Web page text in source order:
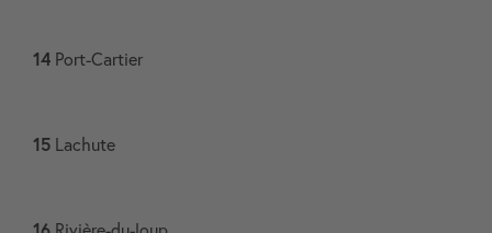
14 Port-Cartier​
15 Lachute​